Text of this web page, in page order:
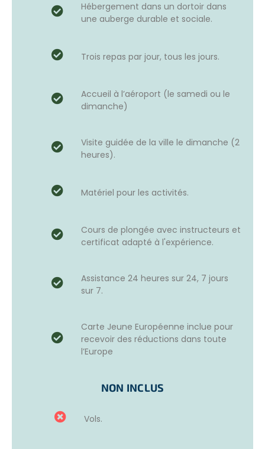
de plongée et la supervision d’un instructeur de plongée
expérimenté. Tous les participants obtiennent une
durée de votre séjour.
Les cours proposés pendant cet écotourisme en Europe
spécialités telles que l’écologie marine et l’identification
des poissons. Le projet fonctionne avec une école de
plongée locale, toutes les activités sont supervisées par
L’objectif de ce projet est la protection des fonds marins,
communautés locales conscientes et inspirées.
personnalisées en fonction de l’âge de vos enfants, de la
destination et du type de mission.
La collecte de déchets.
La collecte et l’analyse de données des fonds
L’apprentissage de l’écosystème marin et les
techniques d’observation et d’identification des
Hébergement dans un dortoir dans
une auberge durable et sociale.
Trois repas par jour, tous les jours.
Accueil à l’aéroport (le samedi ou le
dimanche)
Visite guidée de la ville le dimanche (2
heures).
Matériel pour les activités.
Cours de plongée avec instructeurs et
certificat adapté à l'expérience.
Assistance 24 heures sur 24, 7 jours
sur 7.
Carte Jeune Européenne inclue pour
recevoir des réductions dans toute
l’Europe
NON INCLUS
Vols.